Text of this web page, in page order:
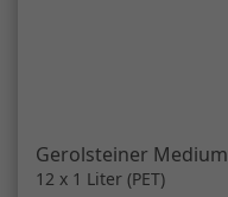
Gerolsteiner Medium
12 x 1 Liter (PET)